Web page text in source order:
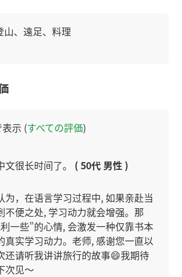
山、遠足、料理
示 (すべての評価)
很长时间了。 ( 50代 男性 )
为，在语言学习过程中, 如果亲赴当
不便之处, 学习动力就会增强。那
一些”的心情, 会激发一种仅靠书本
真实学习动力。老师, 感谢您一直以
还请听我讲讲旅行的故事😄我期待
次见～